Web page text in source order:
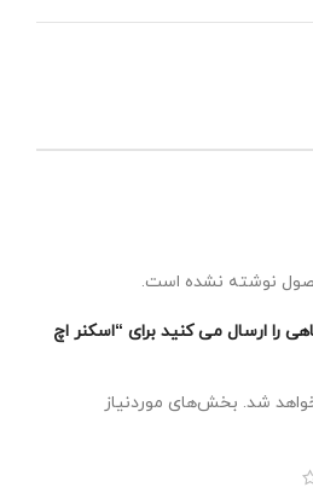
نوشته نشده است.
را ارسال می کنید برای “اسکنر اچ
شد. بخش‌های موردنیاز